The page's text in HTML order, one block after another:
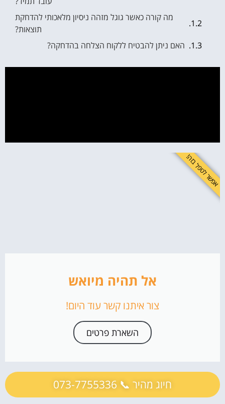
מה קורה כאשר גוגל מזהה ניסיון מלאכותי להדחקת
תוצאות?
האם ניתן להבטיח ללקוח הצלחה בהדחקה?
אל תהיה מיואש
צור איתנו קשר עוד היום!
השארת פרטים
אפשר לטפל בזה!
חיוג מהיר 📞 073-7755336